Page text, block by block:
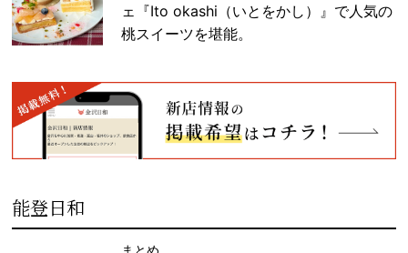
ェ『Ito okashi（いとをかし）』で人気の
桃スイーツを堪能。
能登日和